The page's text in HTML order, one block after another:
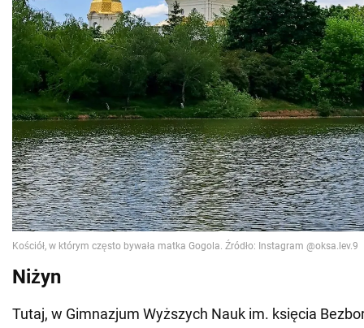
Niżyn
Tutaj, w Gimnazjum Wyższych Nauk im. księcia